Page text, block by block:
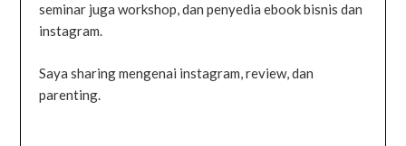
seminar juga workshop, dan penyedia ebook bisnis dan
instagram.
Saya sharing mengenai instagram, review, dan
parenting.